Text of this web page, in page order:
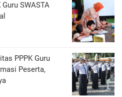
SWASTA
PPPK Guru
Peserta,